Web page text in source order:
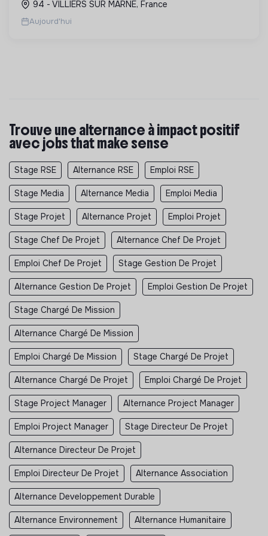
solutions innovant...
94 - VILLIERS SUR MARNE, France
Aujourd'hui
Trouve une alternance à impact positif
avec jobs that make sense
Stage RSE Alternance RSE Emploi RSE
Stage Media Alternance Media Emploi Media
Stage Projet Alternance Projet Emploi Projet
Stage Chef De Projet Alternance Chef De Projet
Emploi Chef De Projet Stage Gestion De Projet
Alternance Gestion De Projet Emploi Gestion De Projet
Stage Chargé De Mission
Alternance Chargé De Mission
Emploi Chargé De Mission Stage Chargé De Projet
Alternance Chargé De Projet Emploi Chargé De Projet
Stage Project Manager Alternance Project Manager
Emploi Project Manager Stage Directeur De Projet
Alternance Directeur De Projet
Emploi Directeur De Projet Alternance Association
Alternance Developpement Durable
Alternance Environnement Alternance Humanitaire